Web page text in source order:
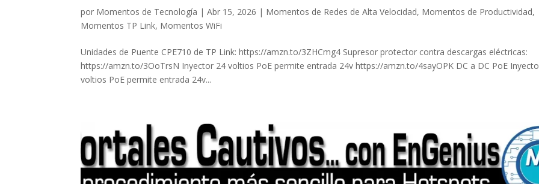
por Momentos de Tecnología |Abr 15, 2026 | Momentos de Redes de Alta Velocidad, Momentos de Productividad,
Momentos TP Link, Momentos WiFi
Unidades de Puente CPE710 de TP Link: https://amzn.to/3ZHCmg4 Supresor protector contra descargas eléctricas:
https://amzn.to/3OoTrsN Inyector 24 voltios PoE permite entrada 24v https://amzn.to/4sayOPK DC a DC PoE
voltios PoE permite entrada 24v...